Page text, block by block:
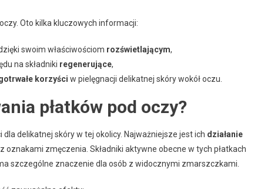
Oto kilka kluczowych informacji:
swoim właściwościom rozświetlającym,
na składniki regenerujące,
korzyści w pielęgnacji delikatnej skóry wokół oczu.
płatków pod oczy?
delikatnej skóry w tej okolicy. Najważniejsze jest ich działanie
oznakami zmęczenia. Składniki aktywne obecne w tych płatkach
szczególne znaczenie dla osób z widocznymi zmarszczkami.